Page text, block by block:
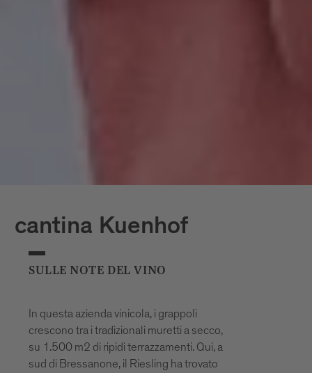
cantina Kuenhof
SULLE NOTE DEL VINO
In questa azienda vinicola, i grappoli
crescono tra i tradizionali muretti a secco,
su 1.500 m2 di ripidi terrazzamenti. Qui, a
sud di Bressanone, il Riesling ha trovato